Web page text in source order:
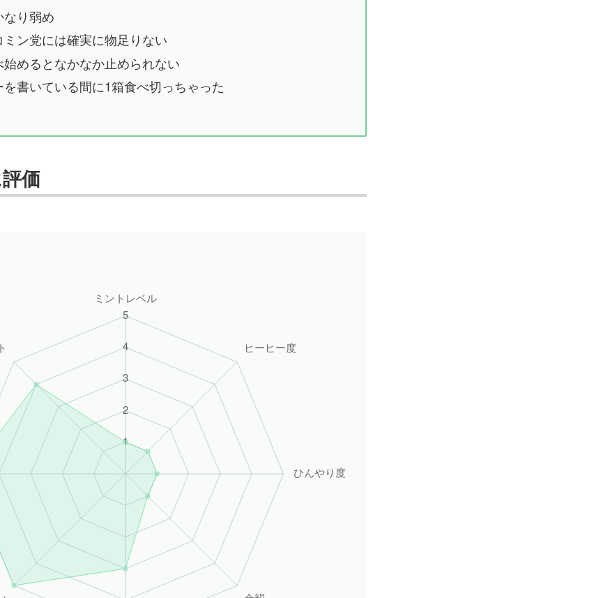
なり弱め
ン党には確実に物足りない
めるとなかなか止められない
を書いている間に1箱食べ切っちゃった
価